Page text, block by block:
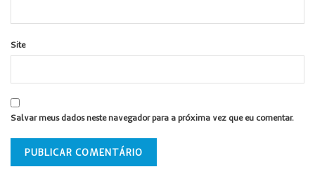
Site
Salvar meus dados neste navegador para a próxima vez que eu comentar.